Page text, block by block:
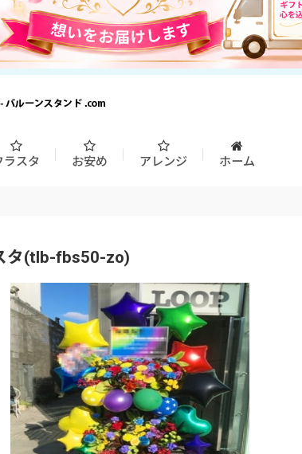
ラスタ お安め アレンジ ホーム
タ(tlb-fbs50-zo)